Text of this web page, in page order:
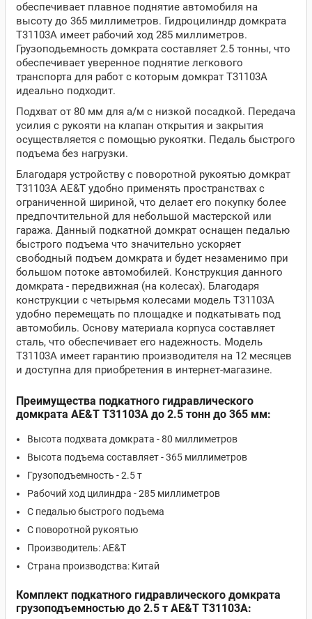
обеспечивает плавное поднятие автомобиля на
высоту до 365 миллиметров. Гидроцилиндр домкрата
T31103A имеет рабочий ход 285 миллиметров.
Грузоподьемность домкрата составляет 2.5 тонны, что
обеспечивает уверенное поднятие легкового
транспорта для работ с которым домкрат T31103A
идеально подходит.
Подхват от 80 мм для а/м с низкой посадкой. Передача
усилия с рукояти на клапан открытия и закрытия
осуществляется с помощью рукоятки. Педаль быстрого
подъема без нагрузки.
Благодаря устройству с поворотной рукоятью домкрат
T31103A AE&T удобно применять пространствах с
ограниченной шириной, что делает его покупку более
предпочтительной для небольшой мастерской или
гаража. Данный подкатной домкрат оснащен педалью
быстрого подъема что значительно ускоряет
свободный подъем домкрата и будет незаменимо при
большом потоке автомобилей. Конструкция данного
домкрата - передвижная (на колесах). Благодаря
конструкции с четырьмя колесами модель T31103A
удобно перемещать по площадке и подкатывать под
автомобиль. Основу материала корпуса составляет
сталь, что обеспечивает его надежность. Модель
T31103A имеет гарантию производителя на 12 месяцев
и доступна для приобретения в интернет-магазине.
Преимущества подкатного гидравлического
домкрата AE&T T31103A до 2.5 тонн до 365 мм:
Высота подхвата домкрата - 80 миллиметров
Высота подъема составляет - 365 миллиметров
Грузоподъемность - 2.5 т
Рабочий ход цилиндра - 285 миллиметров
С педалью быстрого подъема
С поворотной рукоятью
Производитель: AE&T
Страна производства: Китай
Комплект подкатного гидравлического домкрата
грузоподъемностью до 2.5 т AE&T T31103A: